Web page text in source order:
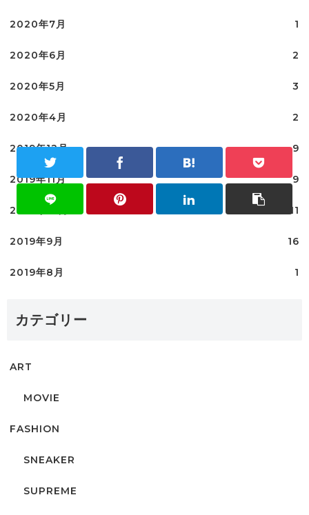
2020年7月 1
2020年6月 2
2020年5月 3
2020年4月 2
2019年12月 9
2019年11月 9
2019年10月 11
2019年9月 16
2019年8月 1
カテゴリー
ART
MOVIE
FASHION
SNEAKER
SUPREME